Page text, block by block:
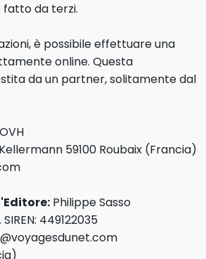
da terzi.
è possibile effettuare una
online. Questa
da un partner, solitamente dal
OVH
59100 Roubaix (Francia)
Philippe Sasso
449122035